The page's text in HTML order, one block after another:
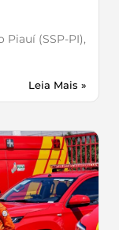
Piauí (SSP-PI),
Leia Mais »